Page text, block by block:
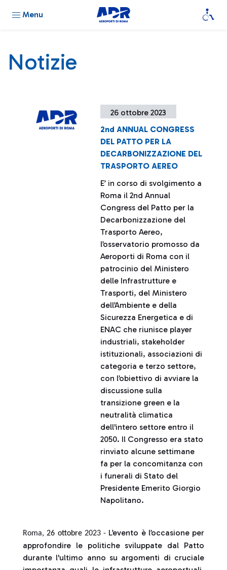
Menu
Notizie
26 ottobre 2023
2nd ANNUAL CONGRESS
DEL PATTO PER LA
DECARBONIZZAZIONE DEL
TRASPORTO AEREO
E’ in corso di svolgimento a
Roma il 2nd Annual
Congress del Patto per la
Decarbonizzazione del
Trasporto Aereo,
l’osservatorio promosso da
Aeroporti di Roma con il
patrocinio del Ministero
delle Infrastrutture e
Trasporti, del Ministero
dell’Ambiente e della
Sicurezza Energetica e di
ENAC che riunisce player
industriali, stakeholder
istituzionali, associazioni di
categoria e terzo settore,
con l’obiettivo di avviare la
discussione sulla
transizione green e la
neutralità climatica
dell'intero settore entro il
2050. Il Congresso era stato
rinviato alcune settimane
fa per la concomitanza con
i funerali di Stato del
Presidente Emerito Giorgio
Napolitano.
Roma, 26 ottobre 2023 - L’evento è l’occasione per
approfondire le politiche sviluppate dal Patto
durante l'ultimo anno su argomenti di cruciale